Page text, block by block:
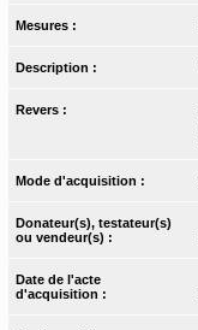
Mesures :
Description :
Revers :
Mode d'acquisition :
Donateur(s), testateur(s)
ou vendeur(s) :
Date de l'acte
d'acquisition :